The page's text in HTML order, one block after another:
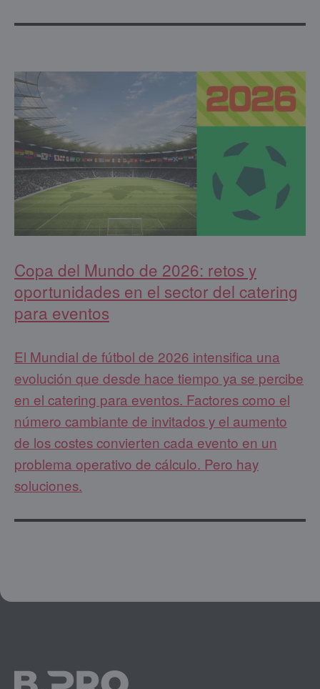
Copa del Mundo de 2026: retos y
oportunidades en el sector del catering
para eventos
El Mundial de fútbol de 2026 intensifica una
evolución que desde hace tiempo ya se percibe
en el catering para eventos. Factores como el
número cambiante de invitados y el aumento
de los costes convierten cada evento en un
problema operativo de cálculo. Pero hay
soluciones.